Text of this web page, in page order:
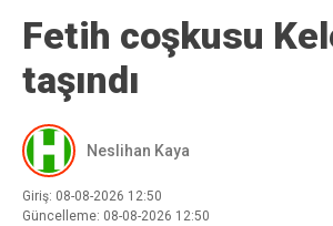
Fetih coşkusu
taşındı
Neslihan Kaya
Giriş: 08-08-2026 12:50
Güncelleme: 08-08-2026 12:50